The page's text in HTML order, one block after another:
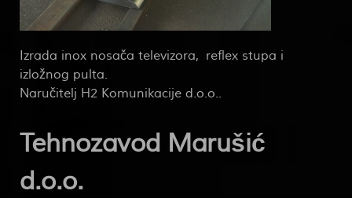
Izrada inox nosača televizora, reflex stupa i
izložnog pulta.
Naručitelj H2 Komunikacije d.o.o..
Tehnozavod Marušić
d.o.o.